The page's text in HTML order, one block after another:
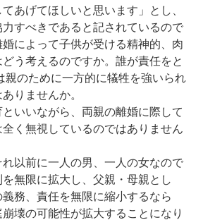
あげてほしいと思います」とし、
すべきであると記されているので
によって子供が受ける精神的、肉
う考えるのですか。誰が責任をと
親のために一方的に犠牲を強いられ
りませんか。
いいながら、両親の離婚に際して
く無視しているのではありません
れ以前に一人の男、一人の女なので
無限に拡大し、父親・母親とし
務、責任を無限に縮小するなら
壊の可能性が拡大することになり